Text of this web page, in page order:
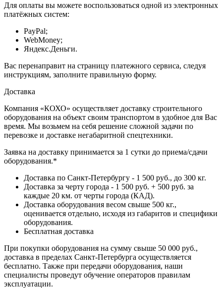
Для оплаты вы можете воспользоваться одной из электронных
платёжных систем:
PayPal;
WebMoney;
Яндекс.Деньги.
Вас перенаправит на страницу платежного сервиса, следуя
инструкциям, заполните правильную форму.
Доставка
Компания «КОХО» осуществляет доставку строительного
оборудования на объект своим транспортом в удобное для Вас
время. Мы возьмем на себя решение сложной задачи по
перевозке и доставке негабаритной спецтехники.
Заявка на доставку принимается за 1 сутки до приема/сдачи
оборудования.*
Доставка по Санкт-Петербургу - 1 500 руб., до 300 кг.
Доставка за черту города - 1 500 руб. + 500 руб. за
каждые 20 км. от черты города (КАД).
Доставка оборудования весом свыше 500 кг.,
оценивается отдельно, исходя из габаритов и специфики
оборудования.
Бесплатная доставка
При покупки оборудования на сумму свыше 50 000 руб.,
доставка в пределах Санкт-Петербурга осуществляется
бесплатно. Также при передачи оборудования, наши
специалисты проведут обучение операторов правилам
эксплуатации.